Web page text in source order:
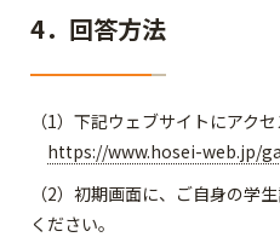
4．回答方法
（1）下記ウェブサイトにアク
https://www.hosei-web.jp/
（2）初期画面に、ご自身の学
ください。